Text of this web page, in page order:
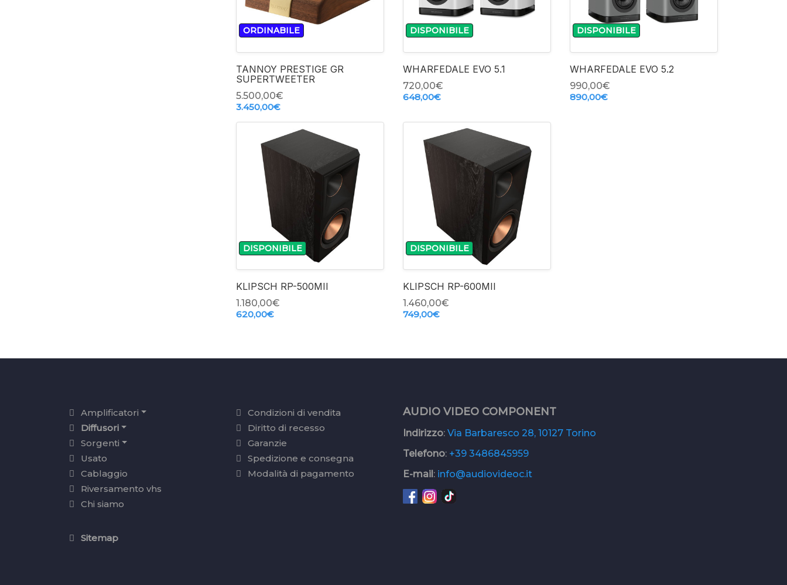
ORDINABILE
TANNOY PRESTIGE GR
SUPERTWEETER
5.500,00‎€
3.450,00‎€
-
+
DISPONIBILE
WHARFEDALE EVO 5.1
720,00‎€
648,00‎€
+
DISPONIBILE
WHARFEDALE EVO 5.2
990,00‎€
890,00‎€
+
DISPONIBILE
KLIPSCH RP-500MII
1.180,00‎€
620,00‎€
-
+
DISPONIBILE
KLIPSCH RP-600MII
1.460,00‎€
749,00‎€
+
Amplificatori
Diffusori
Sorgenti
Usato
Cablaggio
Riversamento vhs
Chi siamo
Sitemap
Condizioni di vendita
Diritto di recesso
Garanzie
Spedizione e consegna
Modalità di pagamento
AUDIO VIDEO COMPONENT
Indirizzo: Via Barbaresco 28, 10127 Torino
Telefono: +39 3486845959
E-mail: info@audiovideoc.it